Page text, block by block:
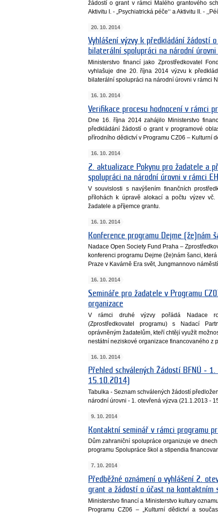
žádostí o grant v rámci Malého grantového
Aktivitu I. - „Psychiatrická péče‘‘ a Aktivitu II. -
20. 10. 2014
Vyhlášení výzvy k předkládání žádostí
bilaterální spolupráci na národní
Ministerstvo financí jako Zprostředkovatel
vyhlašuje dne 20. října 2014 výzvu k
bilaterální spolupráci na národní úrovni v rámci
16. 10. 2014
Verifikace procesu hodnocení v rámci
Dne 16. října 2014 zahájilo Ministerstvo
předkládání žádostí o grant v programové
přírodního dědictví v Programu CZ06 – Kulturní
16. 10. 2014
2. aktualizace Pokynu pro žadatele a
spolupráci na národní úrovni v rámci
V souvislosti s navýšením finančních
přílohách k úpravě alokací a počtu výzev vč.
žadatele a příjemce grantu.
16. 10. 2014
Konference programu Dejme (že)nám
Nadace Open Society Fund Praha –
konferenci programu Dejme (že)nám šanci,
Praze v Kavárně Era svět, Jungmannovo
16. 10. 2014
Semináře pro žadatele v Programu
organizace
V rámci druhé výzvy pořádá Nadace
(Zprostředkovatel programu) s Nadací
oprávněným žadatelům, kteří chtějí využít
nestátní neziskové organizace financovaného z
16. 10. 2014
Přehled schválených Žádostí BFNÚ ‐
15.10.2014)
Tabulka - Seznam schválených žádostí
národní úrovni - 1. otevřená výzva (21.1.2013 -
9. 10. 2014
Kontaktní seminář v rámci programu
Dům zahraniční spolupráce organizuje ve
programu Spolupráce škol a stipendia
7. 10. 2014
Předběžné oznámení o vyhlášení 2.
grant a žádostí o účast na kontaktním
Ministerstvo financí a Ministerstvo kultury
Programu CZ06 – „Kulturní dědictví a